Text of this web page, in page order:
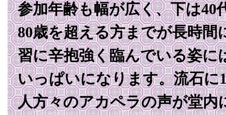
参加年齢も幅が広く、下は40
80歳を超える方までが長時間
習に辛抱強く臨んでいる姿に
いっぱいになります。流石に
人方々のアカペラの声が堂内